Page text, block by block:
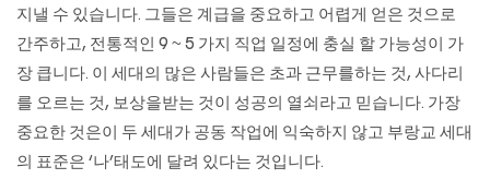
지낼 수 있습니다. 그들은 계급을 중요하고 어렵게 얻은 것으로
간주하고, 전통적인 9 ~ 5 가지 직업 일정에 충실 할 가능성이 가
장 큽니다. 이 세대의 많은 사람들은 초과 근무를하는 것, 사다리
를 오르는 것, 보상을받는 것이 성공의 열쇠라고 믿습니다. 가장
중요한 것은이 두 세대가 공동 작업에 익숙하지 않고 부랑교 세대
의 표준은 ‘나’태도에 달려 있다는 것입니다.